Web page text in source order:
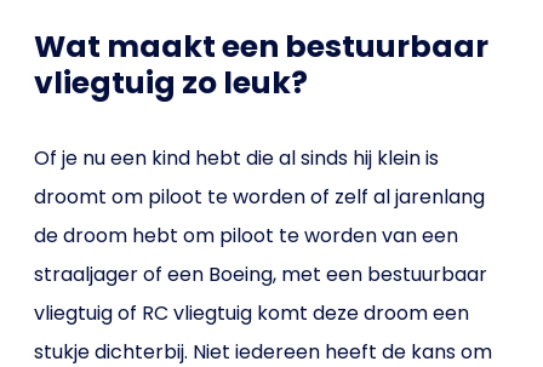
Wat maakt een bestuurbaar
vliegtuig zo leuk?
Of je nu een kind hebt die al sinds hij klein is
droomt om piloot te worden of zelf al jarenlang
de droom hebt om piloot te worden van een
straaljager of een Boeing, met een bestuurbaar
vliegtuig of RC vliegtuig komt deze droom een
stukje dichterbij. Niet iedereen heeft de kans om